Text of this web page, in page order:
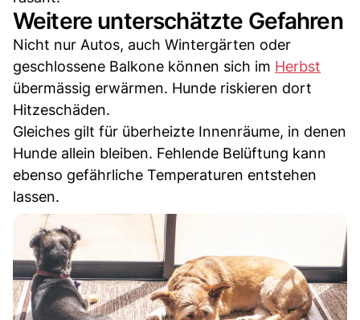
Weitere unterschätzte Gefahren
Nicht nur Autos, auch Wintergärten oder
geschlossene Balkone können sich im Herbst
übermässig erwärmen. Hunde riskieren dort
Hitzeschäden.
Gleiches gilt für überheizte Innenräume, in denen
Hunde allein bleiben. Fehlende Belüftung kann
ebenso gefährliche Temperaturen entstehen
lassen.